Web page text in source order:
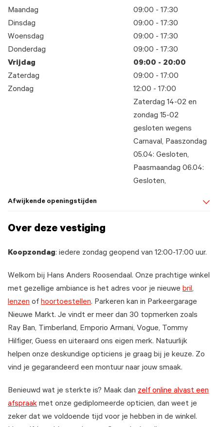
Maandag
09:00 - 17:30
Dinsdag
09:00 - 17:30
Woensdag
09:00 - 17:30
Donderdag
09:00 - 17:30
Vrijdag
09:00 - 20:00
Zaterdag
09:00 - 17:00
Zondag
12:00 - 17:00
Zaterdag 14-02 en
zondag 15-02
gesloten wegens
Carnaval, Paaszondag
05.04: Gesloten,
Paasmaandag 06.04:
Gesloten,
Afwijkende openingstijden
Over deze vestiging
Koopzondag: iedere zondag geopend van 12:00-17:00 uur.
Welkom bij Hans Anders Roosendaal. Onze prachtige winkel
met gezellige ambiance is het adres voor je nieuwe bril,
lenzen of hoortoestellen. Parkeren kan in Parkeergarage
Nieuwe Markt. Je vindt er meer dan 30 topmerken zoals
Ray Ban, Timberland, Emporio Armani, Vogue, Tommy
Hilfiger, Guess en uiteraard ons eigen merk. Natuurlijk
helpen onze deskundige opticiens je graag bij je keuze. Zo
vind je gegarandeerd een montuur naar jouw smaak.
Benieuwd wat je sterkte is? Maak dan zelf online alvast een
afspraak met onze gediplomeerde opticien, dan weet je
zeker dat we voldoende tijd voor je hebben in de winkel.